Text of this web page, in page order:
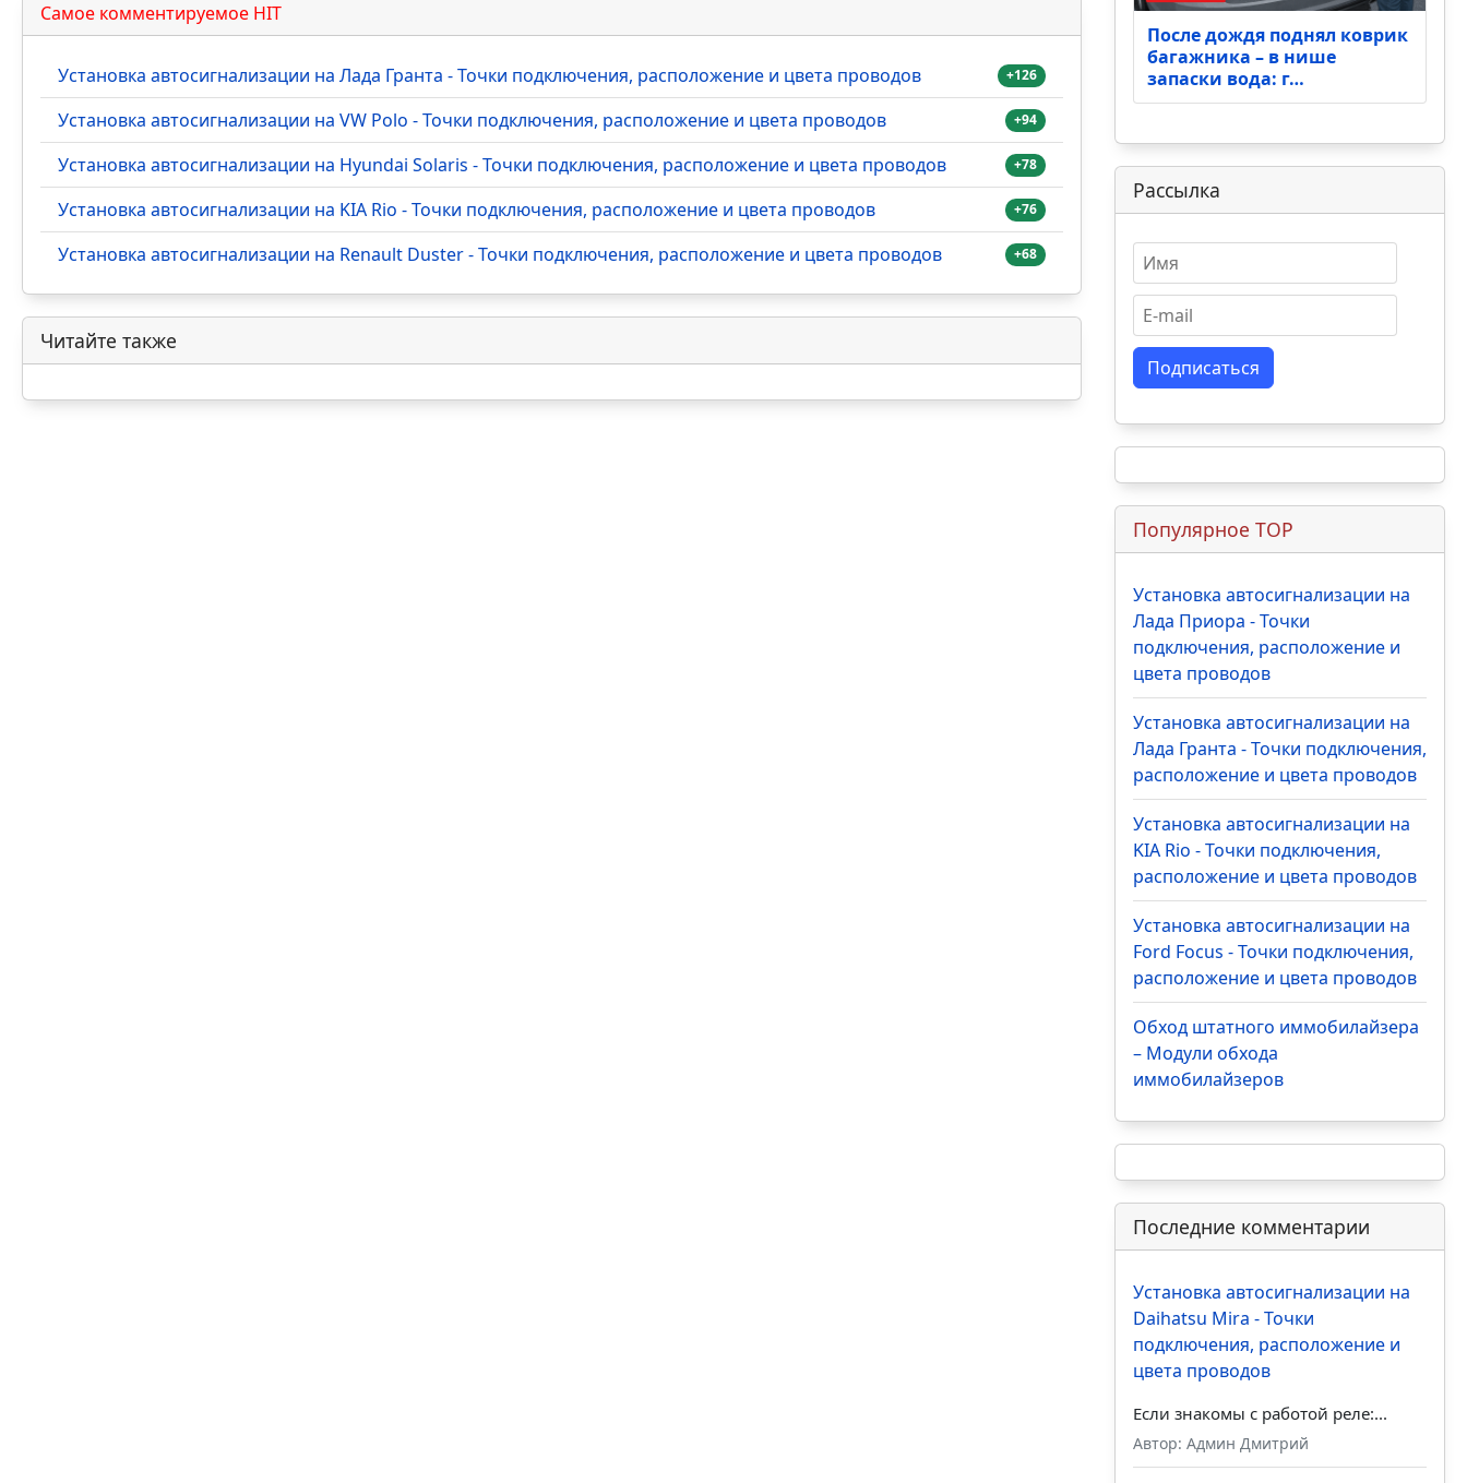
Самое комментируемое HIT
Установка автосигнализации на Лада Гранта - Точки подключения, расположение и цвета проводов +126
Установка автосигнализации на VW Polo - Точки подключения, расположение и цвета проводов +94
Установка автосигнализации на Hyundai Solaris - Точки подключения, расположение и цвета проводов +78
Установка автосигнализации на KIA Rio - Точки подключения, расположение и цвета проводов +76
Установка автосигнализации на Renault Duster - Точки подключения, расположение и цвета проводов +68
Читайте также
После дождя поднял коврик
багажника – в нише
запаски вода: г…
Рассылка
Подписаться
Популярное TOP
Установка автосигнализации на
Лада Приора - Точки
подключения, расположение и
цвета проводов
Установка автосигнализации на
Лада Гранта - Точки подключения,
расположение и цвета проводов
Установка автосигнализации на
KIA Rio - Точки подключения,
расположение и цвета проводов
Установка автосигнализации на
Ford Focus - Точки подключения,
расположение и цвета проводов
Обход штатного иммобилайзера
– Модули обхода
иммобилайзеров
Последние комментарии
Установка автосигнализации на
Daihatsu Mira - Точки
подключения, расположение и
цвета проводов
Если знакомы с работой реле:...
Автор: Админ Дмитрий